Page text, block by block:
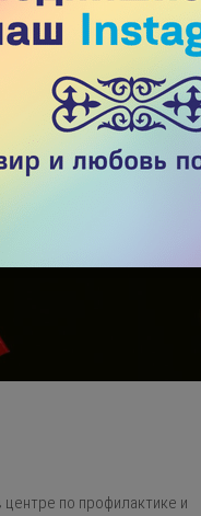
по профилактике и